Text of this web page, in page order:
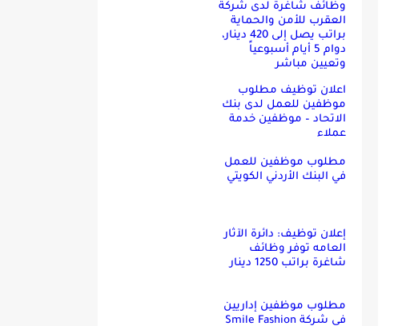
وظائف شاغرة لدى شركة
العقرب للأمن والحماية
براتب يصل إلى 420 دينار،
دوام 5 أيام أسبوعياً
وتعيين مباشر
اعلان توظيف مطلوب
موظفين للعمل لدى بنك
الاتحاد – موظفين خدمة
عملاء
مطلوب موظفين للعمل
في البنك الأردني الكويتي
إعلان توظيف: دائرة الآثار
العامه توفر وظائف
شاغرة براتب 1250 دينار
مطلوب موظفين إداريين
في شركة Smile Fashion